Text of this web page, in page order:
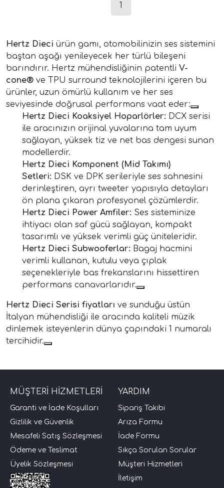
1
Hertz Dieci ürün gamı, otomobilinizin ses sistemini
baştan aşağı yenileyecek her türlü bileşeni
barındırır. Hertz mühendisliğinin patentli V-
cone® ve TPU surround teknolojilerini içeren bu
ürünler, uzun ömürlü kullanım ve her ses
seviyesinde doğrusal performans vaat eder:
Hertz Dieci Koaksiyel Hoparlörler: DCX serisi
ile aracınızın orijinal yuvalarına tam uyum
sağlayan, yüksek tiz ve net bas dengesi sunan
modellerdir.
Hertz Dieci Komponent (Mid Takımı)
Setleri: DSK ve DPK serileriyle ses sahnesini
derinleştiren, ayrı tweeter yapısıyla detayları
ön plana çıkaran profesyonel çözümlerdir.
Hertz Dieci Power Amfiler: Ses sisteminize
ihtiyacı olan saf gücü sağlayan, kompakt
tasarımlı ve yüksek verimli güç üniteleridir.
Hertz Dieci Subwooferlar: Bagaj hacmini
verimli kullanan, kutulu veya çıplak
seçenekleriyle bas frekanslarını hissettiren
performans canavarlarıdır.
Hertz Dieci Serisi fiyatları ve sunduğu üstün
İtalyan mühendisliği ile aracında kaliteli müzik
dinlemek isteyenlerin dünya çapındaki 1 numaralı
tercihidir.
MÜŞTERİ HİZMETLERİ
Garanti ve İade Koşulları
Gizlilik ve Güvenlik
Mesafeli Satış Sözleşmesi
Ödeme ve Teslimat
Üyelik Sözleşmesi
YARDIM
Sipariş Takibi
Arıza Formu
İade Formu
Sıkça Sorulan Sorular
Müşteri Hizmetleri
İletişim